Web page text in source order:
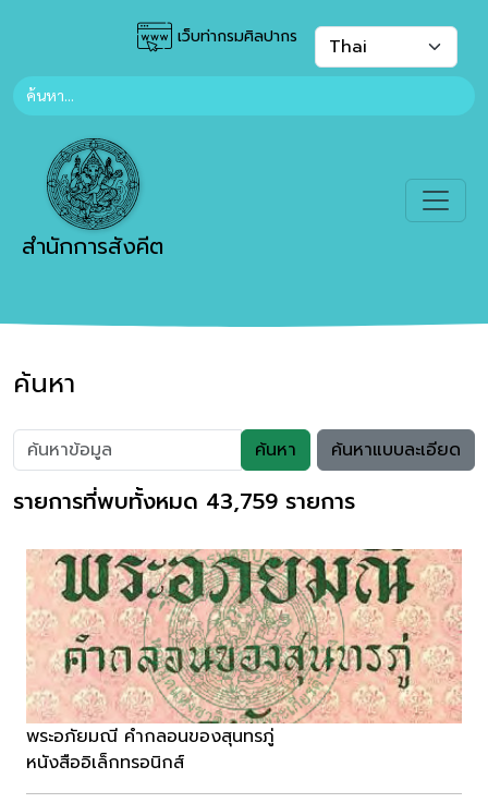
เว็บท่ากรมศิลปากร
สำนักการสังคีต
ค้นหา
ค้นหา ค้นหาแบบละเอียด
รายการที่พบทั้งหมด 43,759 รายการ
พระอภัยมณี คำกลอนของสุนทรภู่
หนังสืออิเล็กทรอนิกส์